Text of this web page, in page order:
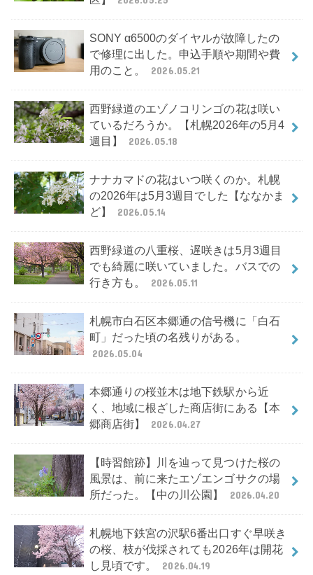
SONY α6500のダイヤルが故障したの
で修理に出した。申込手順や期間や費
用のこと。
2026.05.21
西野緑道のエゾノコリンゴの花は咲い
ているだろうか。【札幌2026年の5月4
週目】
2026.05.18
ナナカマドの花はいつ咲くのか。札幌
の2026年は5月3週目でした【ななかま
ど】
2026.05.14
西野緑道の八重桜、遅咲きは5月3週目
でも綺麗に咲いていました。バスでの
行き方も。
2026.05.11
札幌市白石区本郷通の信号機に「白石
町」だった頃の名残りがある。
2026.05.04
本郷通りの桜並木は地下鉄駅から近
く、地域に根ざした商店街にある【本
郷商店街】
2026.04.27
【時習館跡】川を辿って見つけた桜の
風景は、前に来たエゾエンゴサクの場
所だった。【中の川公園】
2026.04.20
札幌地下鉄宮の沢駅6番出口すぐ早咲き
の桜、枝が伐採されても2026年は開花
し見頃です。
2026.04.19